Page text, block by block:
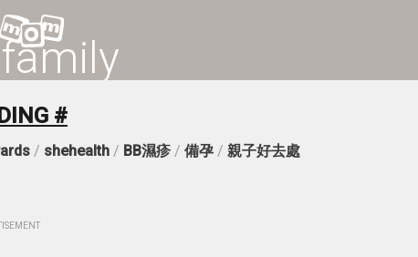
#
/ shehealth / BB濕疹 / 備孕 / 親子好去處